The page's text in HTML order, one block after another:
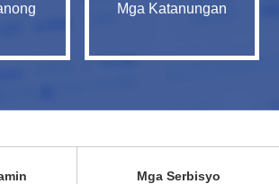
Mga Katanungan
Mga Serbisyo